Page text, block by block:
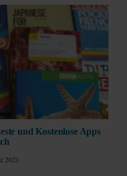
und Kostenlose Apps
2021